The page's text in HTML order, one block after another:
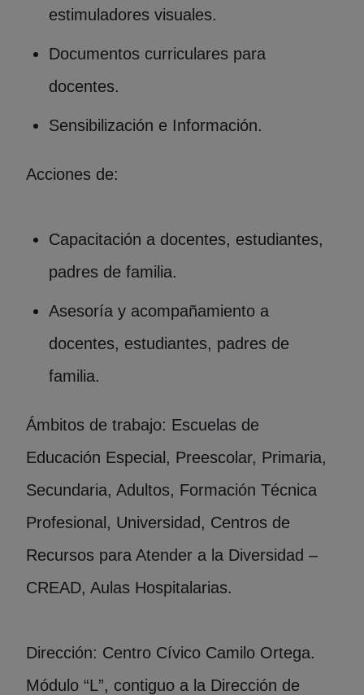
estimuladores visuales.
Documentos curriculares para
docentes.
Sensibilización e Información.
Acciones de:
Capacitación a docentes, estudiantes,
padres de familia.
Asesoría y acompañamiento a
docentes, estudiantes, padres de
familia.
Ámbitos de trabajo: Escuelas de
Educación Especial, Preescolar, Primaria,
Secundaria, Adultos, Formación Técnica
Profesional, Universidad, Centros de
Recursos para Atender a la Diversidad –
CREAD, Aulas Hospitalarias.
Dirección: Centro Cívico Camilo Ortega.
Módulo “L”, contiguo a la Dirección de